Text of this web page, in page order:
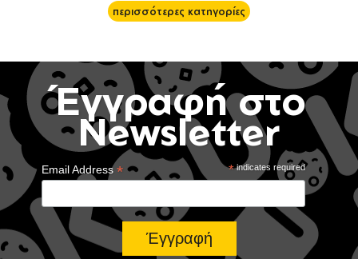
περισσότερες κατηγορίες
Έγγραφή στο
Newsletter
*indicates required
Email Address*